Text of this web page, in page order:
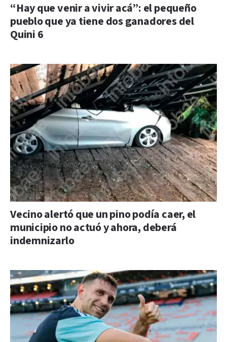
“Hay que venir a vivir acá”: el pequeño
pueblo que ya tiene dos ganadores del
Quini 6
Vecino alertó que un pino podía caer, el
municipio no actuó y ahora, deberá
indemnizarlo